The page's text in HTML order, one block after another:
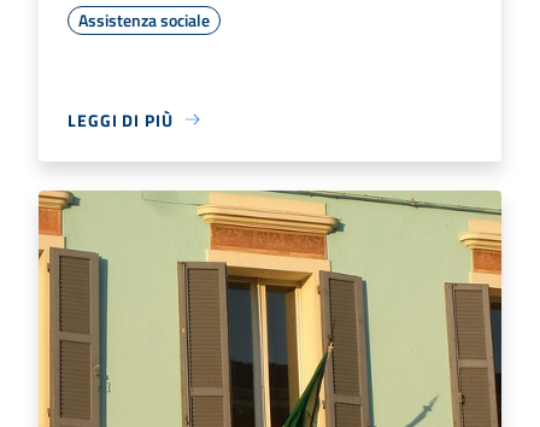
Assistenza sociale
LEGGI DI PIÙ